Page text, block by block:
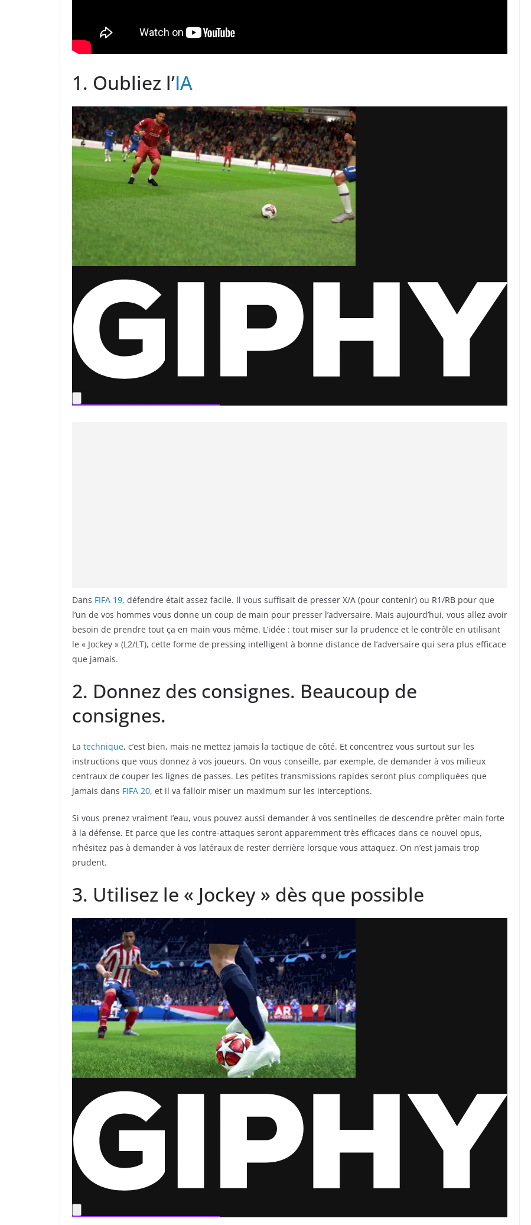
1. Oubliez l’IA
Dans FIFA 19, défendre était assez facile. Il vous suffisait de presser X/A (pour contenir) ou R1/RB pour que
l’un de vos hommes vous donne un coup de main pour presser l’adversaire. Mais aujourd’hui, vous allez avoir
besoin de prendre tout ça en main vous même. L’idée : tout miser sur la prudence et le contrôle en utilisant
le « Jockey » (L2/LT), cette forme de pressing intelligent à bonne distance de l’adversaire qui sera plus efficace
que jamais.
2. Donnez des consignes. Beaucoup de
consignes.
La technique, c’est bien, mais ne mettez jamais la tactique de côté. Et concentrez vous surtout sur les
instructions que vous donnez à vos joueurs. On vous conseille, par exemple, de demander à vos milieux
centraux de couper les lignes de passes. Les petites transmissions rapides seront plus compliquées que
jamais dans FIFA 20, et il va falloir miser un maximum sur les interceptions.
Si vous prenez vraiment l’eau, vous pouvez aussi demander à vos sentinelles de descendre prêter main forte
à la défense. Et parce que les contre-attaques seront apparemment très efficaces dans ce nouvel opus,
n’hésitez pas à demander à vos latéraux de rester derrière lorsque vous attaquez. On n’est jamais trop
prudent.
3. Utilisez le « Jockey » dès que possible